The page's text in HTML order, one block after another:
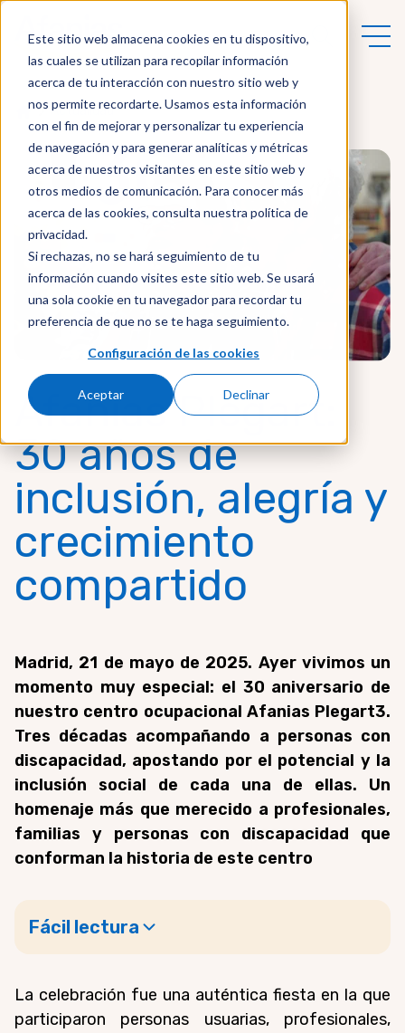
Este sitio web almacena cookies en tu dispositivo,
las cuales se utilizan para recopilar información
acerca de tu interacción con nuestro sitio web y
nos permite recordarte. Usamos esta información
con el fin de mejorar y personalizar tu experiencia
de navegación y para generar analíticas y métricas
acerca de nuestros visitantes en este sitio web y
otros medios de comunicación. Para conocer más
acerca de las cookies, consulta nuestra política de
privacidad.
Si rechazas, no se hará seguimiento de tu
información cuando visites este sitio web. Se usará
una sola cookie en tu navegador para recordar tu
preferencia de que no se te haga seguimiento.
Configuración de las cookies
Aceptar Declinar
Actualidad
Afanias Plegart:
30 años de
inclusión, alegría y
crecimiento
compartido
Madrid, 21 de mayo de 2025. Ayer vivimos un
momento muy especial: el 30 aniversario de
nuestro centro ocupacional Afanias Plegart3.
Tres décadas acompañando a personas con
discapacidad, apostando por el potencial y la
inclusión social de cada una de ellas. Un
homenaje más que merecido a profesionales,
familias y personas con discapacidad que
conforman la historia de este centro
Fácil lectura
La celebración fue una auténtica fiesta en la que
participaron personas usuarias, profesionales,